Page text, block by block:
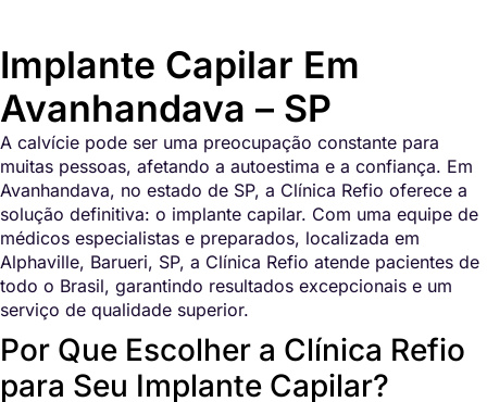
Implante Capilar Em
Avanhandava – SP
A calvície pode ser uma preocupação constante para
muitas pessoas, afetando a autoestima e a confiança. Em
Avanhandava, no estado de SP, a Clínica Refio oferece a
solução definitiva: o implante capilar. Com uma equipe de
médicos especialistas e preparados, localizada em
Alphaville, Barueri, SP, a Clínica Refio atende pacientes de
todo o Brasil, garantindo resultados excepcionais e um
serviço de qualidade superior.
Por Que Escolher a Clínica Refio
para Seu Implante Capilar?